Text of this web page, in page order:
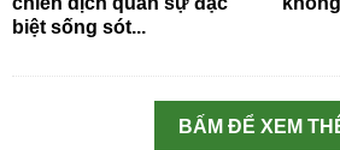
biệt sống sót...
BẤM ĐỂ XEM